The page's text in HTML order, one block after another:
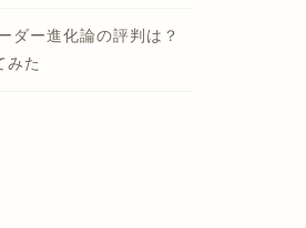
ダー進化論の評判は？
みた